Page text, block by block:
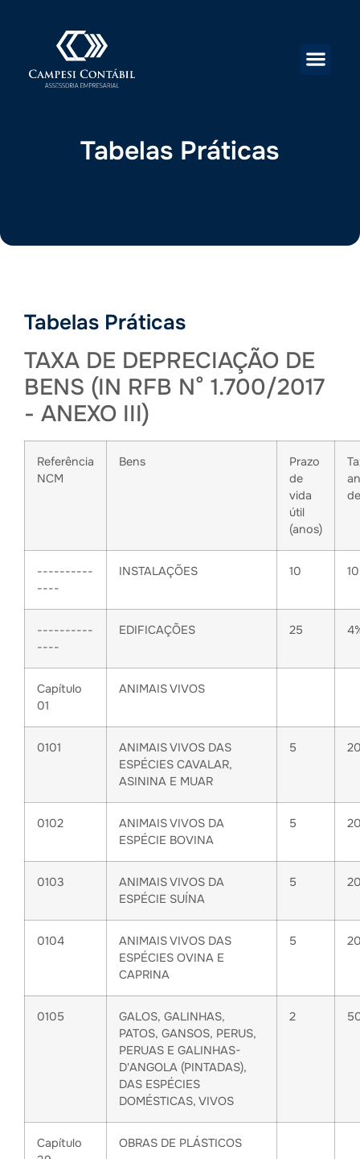
Tabelas Práticas
Tabelas Práticas
TAXA DE DEPRECIAÇÃO DE
BENS (IN RFB N° 1.700/2017
- ANEXO III)
Referência
NCM
Bens
Prazo
de
vida
útil
(anos)
----------
----
INSTALAÇÕES 10
----------
----
EDIFICAÇÕES 25
Capítulo
01
ANIMAIS VIVOS
0101
ANIMAIS VIVOS DAS
ESPÉCIES CAVALAR,
ASININA E MUAR
5
0102
ANIMAIS VIVOS DA
ESPÉCIE BOVINA
5
0103
ANIMAIS VIVOS DA
ESPÉCIE SUÍNA
5
0104
ANIMAIS VIVOS DAS
ESPÉCIES OVINA E
CAPRINA
5
0105
GALOS, GALINHAS,
PATOS, GANSOS, PERUS,
PERUAS E GALINHAS-
D'ANGOLA (PINTADAS),
DAS ESPÉCIES
DOMÉSTICAS, VIVOS
2
Capítulo
OBRAS DE PLÁSTICOS